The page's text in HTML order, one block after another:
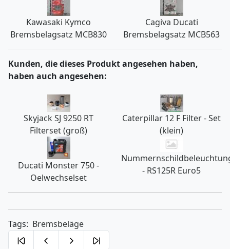
Kawasaki Kymco
Bremsbelagsatz MCB830
Cagiva Ducati
Bremsbelagsatz MCB563
Kunden, die dieses Produkt angesehen haben,
haben auch angesehen:
Skyjack SJ 9250 RT
Filterset (groß)
Caterpillar 12 F Filter - Set
(klein)
Ducati Monster 750 -
Oelwechselset
- RS125R Euro5
Tags: Bremsbeläge